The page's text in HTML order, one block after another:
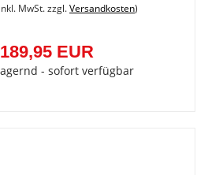
MwSt. zzgl.Versandkosten)
189,95 EUR
- sofort verfügbar